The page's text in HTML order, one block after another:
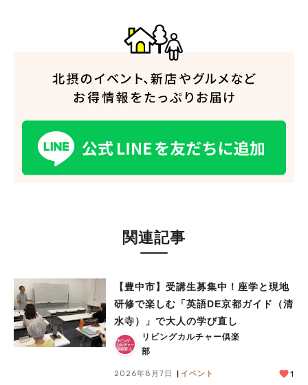
関連記事
【豊中市】受講生募集中！座学と現地
研修で楽しむ「英語DE京都ガイド（清
水寺）」で大人の学び直し
リビングカルチャー倶楽
部
2026年8月7日 イベント 1